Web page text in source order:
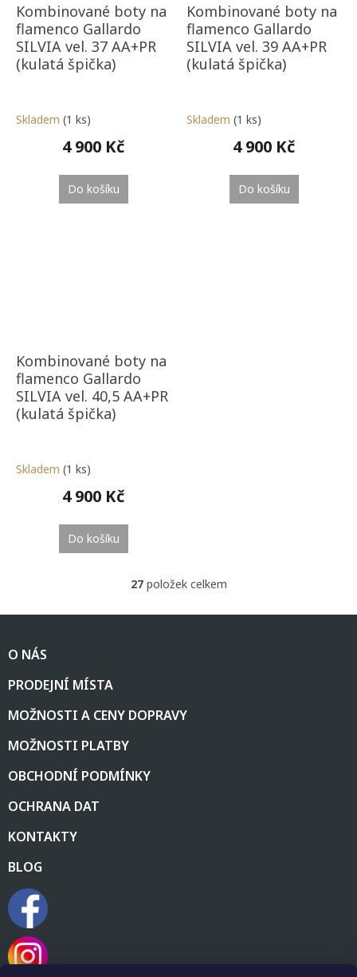
Kombinované boty na
flamenco Gallardo
SILVIA vel. 37 AA+PR
(kulatá špička)
Skladem (1 ks)
4 900 Kč
Do košíku
Kombinované boty na
flamenco Gallardo
SILVIA vel. 39 AA+PR
(kulatá špička)
Skladem (1 ks)
4 900 Kč
Do košíku
Kombinované boty na
flamenco Gallardo
SILVIA vel. 40,5 AA+PR
(kulatá špička)
Skladem (1 ks)
4 900 Kč
Do košíku
O
l
p
r
27položek celkem
pO NÁS
PRODEJNÍ MÍSTA
MOŽNOSTI A CENY DOPRAVY
MOŽNOSTI PLATBY
OBCHODNÍ PODMÍNKY
OCHRANA DAT
KONTAKTY
BLOG